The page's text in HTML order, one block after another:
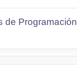
de Programación